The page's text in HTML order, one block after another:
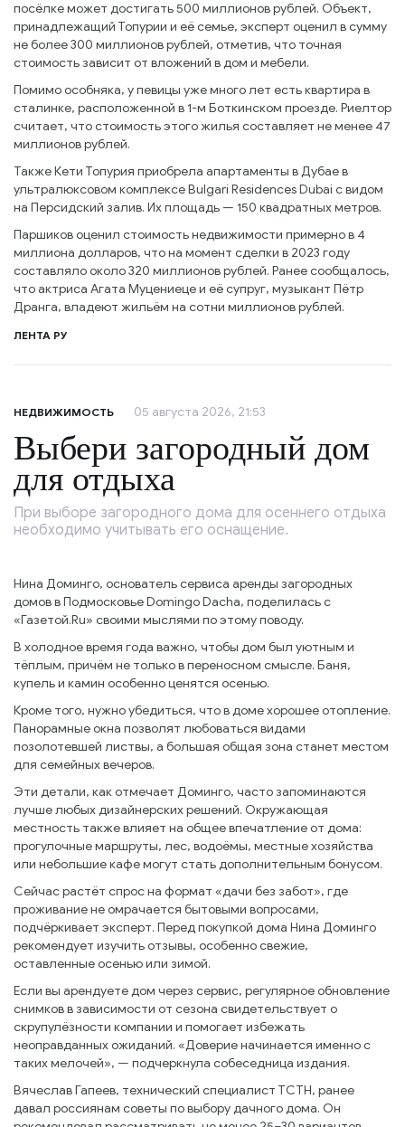
посёлке может достигать 500 миллионов рублей. Объект,
принадлежащий Топурии и её семье, эксперт оценил в сумму
не более 300 миллионов рублей, отметив, что точная
стоимость зависит от вложений в дом и мебели.
Помимо особняка, у певицы уже много лет есть квартира в
сталинке, расположенной в 1-м Боткинском проезде. Риелтор
считает, что стоимость этого жилья составляет не менее 47
миллионов рублей.
Также Кети Топурия приобрела апартаменты в Дубае в
ультралюксовом комплексе Bulgari Residences Dubai с видом
на Персидский залив. Их площадь — 150 квадратных метров.
Паршиков оценил стоимость недвижимости примерно в 4
миллиона долларов, что на момент сделки в 2023 году
составляло около 320 миллионов рублей. Ранее сообщалось,
что актриса Агата Муцениеце и её супруг, музыкант Пётр
Дранга, владеют жильём на сотни миллионов рублей.
ЛЕНТА РУ
НЕДВИЖИМОСТЬ 05 августа 2026, 21:53
Выбери загородный дом
для отдыха
При выборе загородного дома для осеннего отдыха
необходимо учитывать его оснащение.
Нина Доминго, основатель сервиса аренды загородных
домов в Подмосковье Domingo Dacha, поделилась с
«Газетой.Ru» своими мыслями по этому поводу.
В холодное время года важно, чтобы дом был уютным и
тёплым, причём не только в переносном смысле. Баня,
купель и камин особенно ценятся осенью.
Кроме того, нужно убедиться, что в доме хорошее отопление.
Панорамные окна позволят любоваться видами
позолотевшей листвы, а большая общая зона станет местом
для семейных вечеров.
Эти детали, как отмечает Доминго, часто запоминаются
лучше любых дизайнерских решений. Окружающая
местность также влияет на общее впечатление от дома:
прогулочные маршруты, лес, водоёмы, местные хозяйства
или небольшие кафе могут стать дополнительным бонусом.
Сейчас растёт спрос на формат «дачи без забот», где
проживание не омрачается бытовыми вопросами,
подчёркивает эксперт. Перед покупкой дома Нина Доминго
рекомендует изучить отзывы, особенно свежие,
оставленные осенью или зимой.
Если вы арендуете дом через сервис, регулярное обновление
снимков в зависимости от сезона свидетельствует о
скрупулёзности компании и помогает избежать
неоправданных ожиданий. «Доверие начинается именно с
таких мелочей», — подчеркнула собеседница издания.
Вячеслав Гапеев, технический специалист ТСТН, ранее
давал россиянам советы по выбору дачного дома. Он